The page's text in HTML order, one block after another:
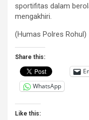
sportifitas dalam
mengakhiri.
(Humas Polres Rohul)
Share this:
WhatsApp
Like this: